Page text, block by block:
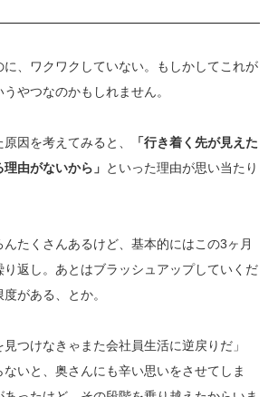
、ワクワクしていない。もしかしてこれが
やつなのかもしれません。
因を考えてみると、
「行き着く先が見えた
由がないから」 といった理由が思い当たり
たくさんあるけど、基本的にはこの3ヶ月
返し。あとはブラッシュアップしていくだ
がある、とか。
つけなきゃまた会社員生活に逆戻りだ」
ないと、奥さんにも辛い思いをさせてしま